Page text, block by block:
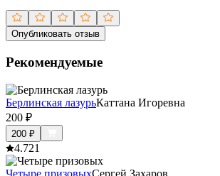
Опубликовать отзыв
Рекомендуемые
Берлинская лазурьКаттана Игоревна
200 ₽
200 ₽
4.721
Четыре призовыхСергей Захаров